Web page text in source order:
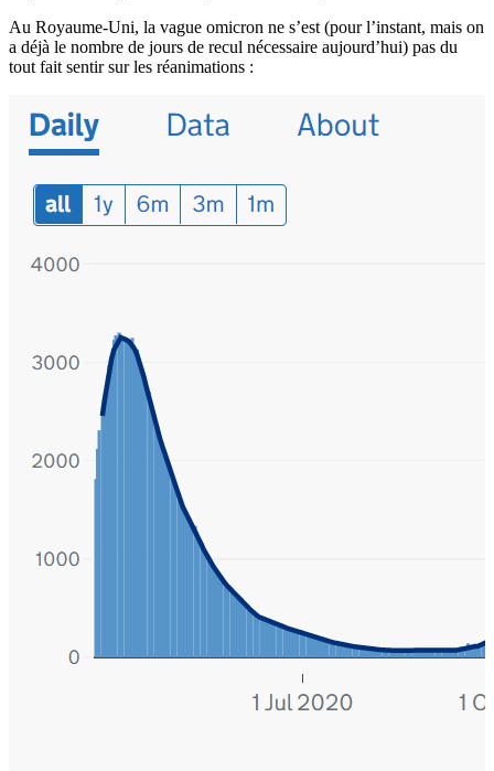
Au Royaume-Uni, la vague omicron ne s’est (pour l’instant, mais on
a déjà le nombre de jours de recul nécessaire aujourd’hui) pas du
tout fait sentir sur les réanimations :